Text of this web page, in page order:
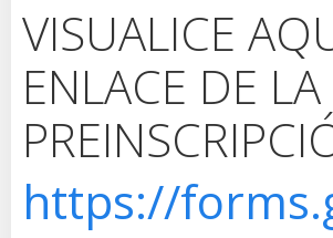
VISUALICE
ENLACE DE LA
https://